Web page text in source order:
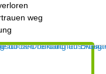
weg